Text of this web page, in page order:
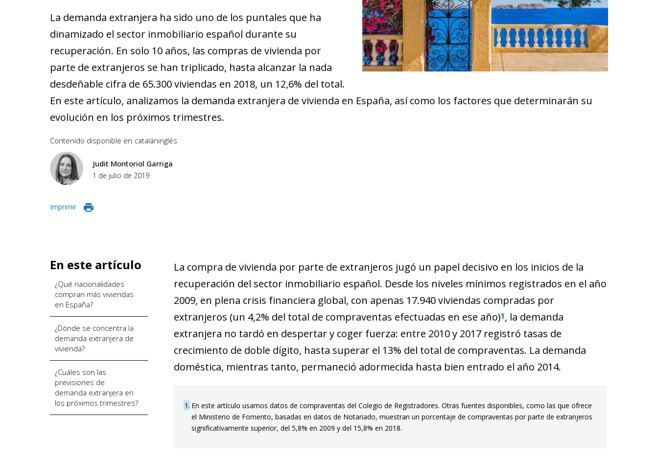
La demanda extranjera ha sido uno de los puntales que ha
dinamizado el sector inmobiliario español durante su
recuperación. En solo 10 años, las compras de vivienda por
parte de extranjeros se han triplicado, hasta alcanzar la nada
desdeñable cifra de 65.300 viviendas en 2018, un 12,6% del total.
En este artículo, analizamos la demanda extranjera de vivienda en España, así como los factores que determinarán su
evolución en los próximos trimestres.
Contenido disponible en cataláninglés
Judit Montoriol Garriga
1 de julio de 2019
Imprimir
En este artículo
¿Qué nacionalidades
compran más viviendas
en España?
¿Dónde se concentra la
demanda extranjera de
vivienda?
¿Cuáles son las
previsiones de
demanda extranjera en
los próximos trimestres?
La compra de vivienda por parte de extranjeros jugó un papel decisivo en los inicios de la
recuperación del sector inmobiliario español. Desde los niveles mínimos registrados en el año
2009, en plena crisis financiera global, con apenas 17.940 viviendas compradas por
extranjeros (un 4,2% del total de compraventas efectuadas en ese año)1, la demanda
extranjera no tardó en despertar y coger fuerza: entre 2010 y 2017 registró tasas de
crecimiento de doble dígito, hasta superar el 13% del total de compraventas. La demanda
doméstica, mientras tanto, permaneció adormecida hasta bien entrado el año 2014.
1 En este artículo usamos datos de compraventas del Colegio de Registradores. Otras fuentes disponibles, como las que ofrece
el Ministerio de Fomento, basadas en datos de Notariado, muestran un porcentaje de compraventas por parte de extranjeros
significativamente superior, del 5,8% en 2009 y del 15,8% en 2018.